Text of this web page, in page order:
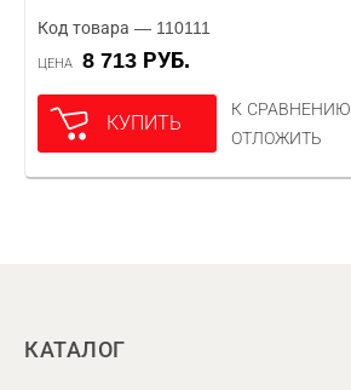
Код товара — 110111
ЦЕНА 8 713 РУБ.
КУПИТЬ
К СРАВНЕНИЮ
ОТЛОЖИТЬ
КАТАЛОГ